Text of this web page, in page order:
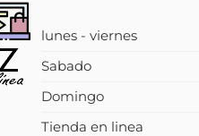
lunes - viernes
Sabado
Domingo
Tienda en linea